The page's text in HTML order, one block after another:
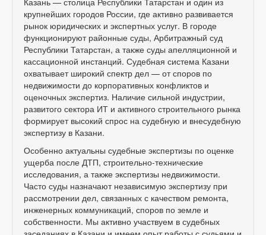
крупнейших городов России, где активно развивается
рынок юридических и экспертных услуг. В городе
функционируют районные суды, Арбитражный суд
Республики Татарстан, а также суды апелляционной и
кассационной инстанций. Судебная система Казани
охватывает широкий спектр дел — от споров по
недвижимости до корпоративных конфликтов и
оценочных экспертиз. Наличие сильной индустрии,
развитого сектора ИТ и активного строительного рынка
формирует высокий спрос на судебную и внесудебную
экспертизу в Казани.
Особенно актуальны судебные экспертизы по оценке
ущерба после ДТП, строительно-технические
исследования, а также экспертизы недвижимости.
Часто суды назначают независимую экспертизу при
рассмотрении дел, связанных с качеством ремонта,
инженерных коммуникаций, споров по земле и
собственности. Мы активно участвуем в судебных